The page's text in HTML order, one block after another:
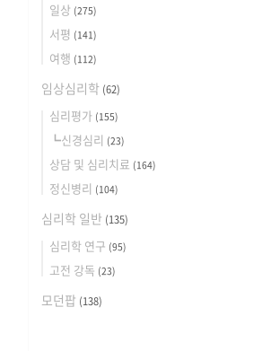
일상 (275)
서평 (141)
여행 (112)
임상심리학 (62)
심리평가 (155)
┗신경심리 (23)
상담 및 심리치료 (164)
정신병리 (104)
심리학 일반 (135)
심리학 연구 (95)
고전 강독 (23)
모던팝 (138)